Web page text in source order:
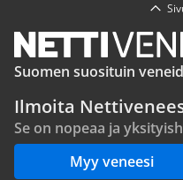
Suomen suosituin
Ilmoita
Se on nopeaa ja
Myy veneesi